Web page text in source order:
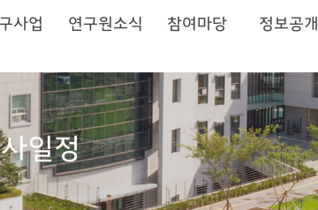
사업 연구원소식 참여마당 정보공개
일정